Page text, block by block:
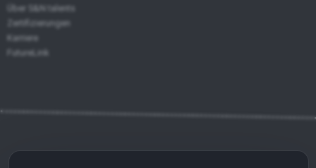
Über S&N talents
Zertifizierungen
Karriere
FutureLink